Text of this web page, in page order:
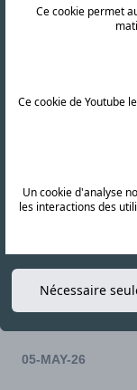
Earth
05-MAY-26
Ce cookie permet
Ce cookie de Youtube
Un cookie d'analyse
les interactions des
Nécessaire